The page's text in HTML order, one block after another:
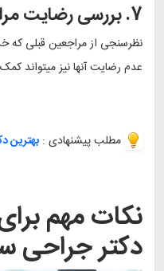
7. بررسی رضایت مراجعین
نظرسنجی از مراجعین قبلی که
عدم رضایت آنها نیز میتواند
مطلب پیشنهادی : بهترین
نکات مهم
دکتر جراحی